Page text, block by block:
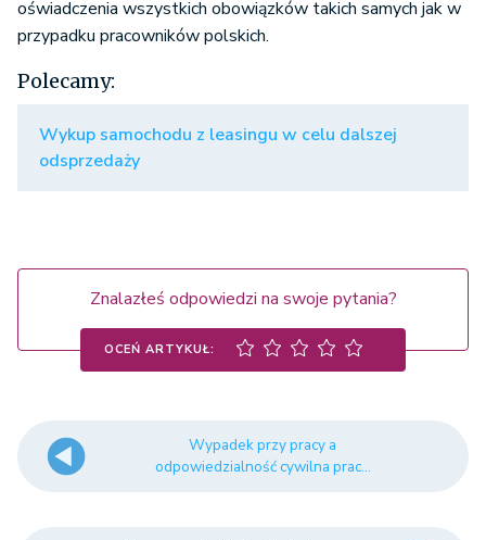
oświadczenia wszystkich obowiązków takich samych jak w
przypadku pracowników polskich.
Polecamy:
Wykup samochodu z leasingu w celu dalszej
odsprzedaży
Znalazłeś odpowiedzi na swoje pytania?
OCEŃ ARTYKUŁ:
Wypadek przy pracy a
odpowiedzialność cywilna prac...